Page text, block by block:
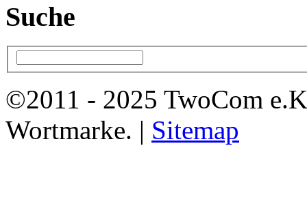
Suche
©2011 - 2025 TwoCom
Wortmarke. | Sitemap